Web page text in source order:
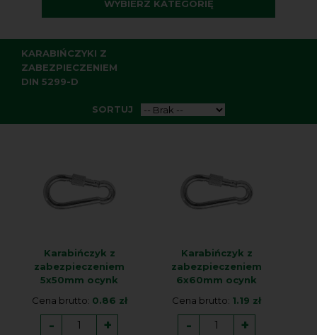
WYBIERZ KATEGORIĘ
KARABIŃCZYKI Z
ZABEZPIECZENIEM
DIN 5299-D
SORTUJ
Karabińczyk z
zabezpieczeniem
5x50mm ocynk
Cena brutto: 0.86 zł
- +
Karabińczyk z
zabezpieczeniem
6x60mm ocynk
Cena brutto: 1.19 zł
- +